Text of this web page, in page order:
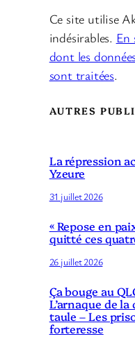
Ce site utilise
indésirables. En
dont les
sont traitées.
AUTRES
La répression
Yzeure
31 juillet 2026
« Repose en
quitté ces
26 juillet 2026
Ça bouge au
L’arnaque de
taule – Les
forteresse